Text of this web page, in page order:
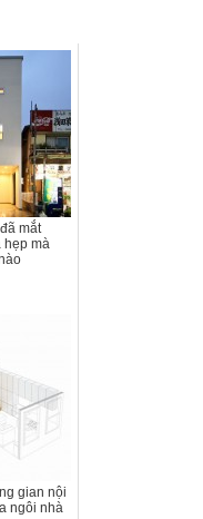
mắt
hẹp mà
gian nội
ngôi nhà